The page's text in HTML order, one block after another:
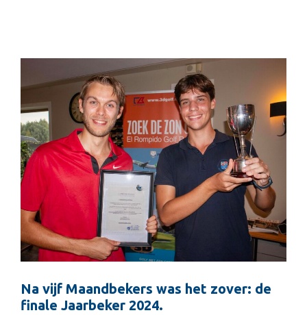
Na vijf Maandbekers was het zover: de
finale Jaarbeker 2024.